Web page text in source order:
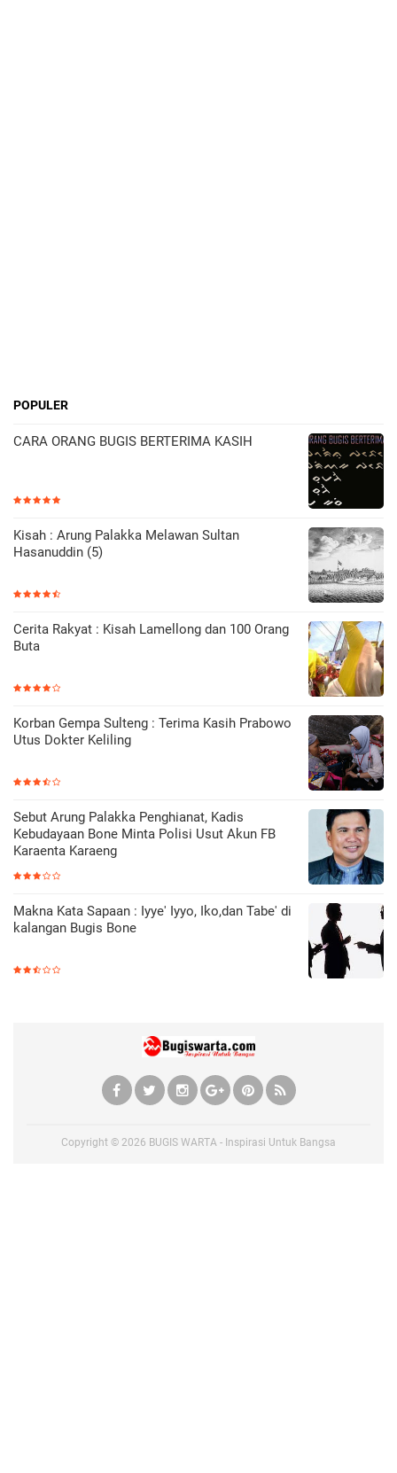
POPULER
CARA ORANG BUGIS BERTERIMA KASIH
Kisah : Arung Palakka Melawan Sultan
Hasanuddin (5)
Cerita Rakyat : Kisah Lamellong dan 100 Orang
Buta
Korban Gempa Sulteng : Terima Kasih Prabowo
Utus Dokter Keliling
Sebut Arung Palakka Penghianat, Kadis
Kebudayaan Bone Minta Polisi Usut Akun FB
Karaenta Karaeng
Makna Kata Sapaan : Iyye' Iyyo, Iko,dan Tabe' di
kalangan Bugis Bone
Copyright © 2026 BUGIS WARTA - Inspirasi Untuk Bangsa